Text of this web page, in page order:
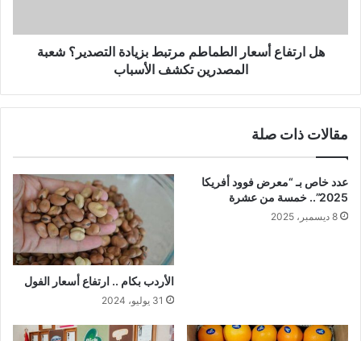
هل ارتفاع أسعار الطماطم مرتبط بزيادة التصدير؟ شعبة
المصدرين تكشف الأسباب
مقالات ذات صلة
عدد خاص بـ “معرض فوود أفريكا
2025”.. خمسة من عشرة
8 ديسمبر، 2025
الأردب بكام .. ارتفاع أسعار الفول
31 يوليو، 2024